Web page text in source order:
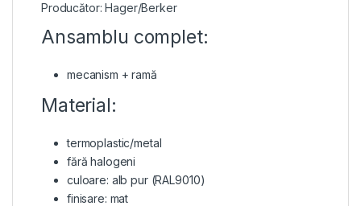
Producător: Hager/Berker
Ansamblu complet:
mecanism + ramă
Material:
termoplastic/metal
fără halogeni
culoare: alb pur (RAL9010)
finisare: mat